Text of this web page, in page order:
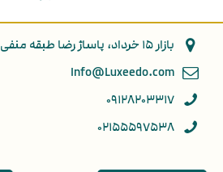
بازار ۱۵ خرداد، پاساژ رضا طبقه منفی ۲ پلاک ۹۲
Info@Luxeedo.com
۰۹۱۲۸۲۰۳۳۱۷
۰۲۱۵۵۵۹۷۵۳۸